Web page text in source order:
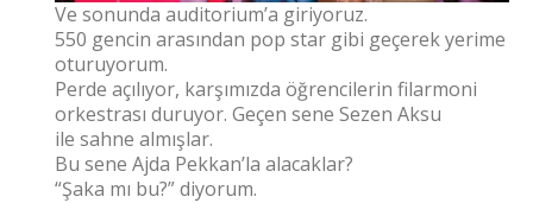
Ve sonunda auditorium’a giriyoruz.
550 gencin arasından pop star gibi geçerek yerime
oturuyorum.
Perde açılıyor, karşımızda öğrencilerin filarmoni
orkestrası duruyor. Geçen sene Sezen Aksu
ile sahne almışlar.
Bu sene Ajda Pekkan’la alacaklar?
“Şaka mı bu?” diyorum.